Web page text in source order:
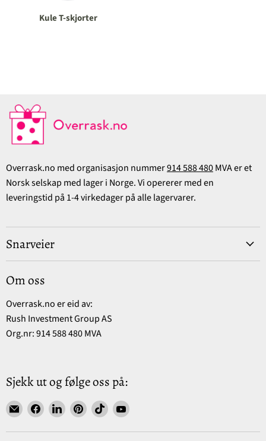
Kule T-skjorter
Overrask.no med organisasjon nummer914 588 480MVA er et
Norsk selskap med lager i Norge. Vi opererer med en
leveringstid på 1-4 virkedager på alle lagervarer.
Snarveier
Om oss
Overrask.no er eid av:
Rush Investment Group AS
Org.nr: 914 588 480 MVA
Sjekk ut og følge oss på:
Find
on
Find
on
Find
on
Find
on
Find
on
Find
on